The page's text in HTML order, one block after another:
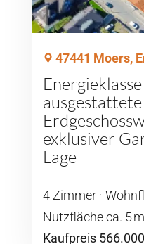
47441 Moers,
ausgestattete
exklusiver
Lage
4 Zimmer
Nutzfläche ca. 5
Kaufpreis 566.000